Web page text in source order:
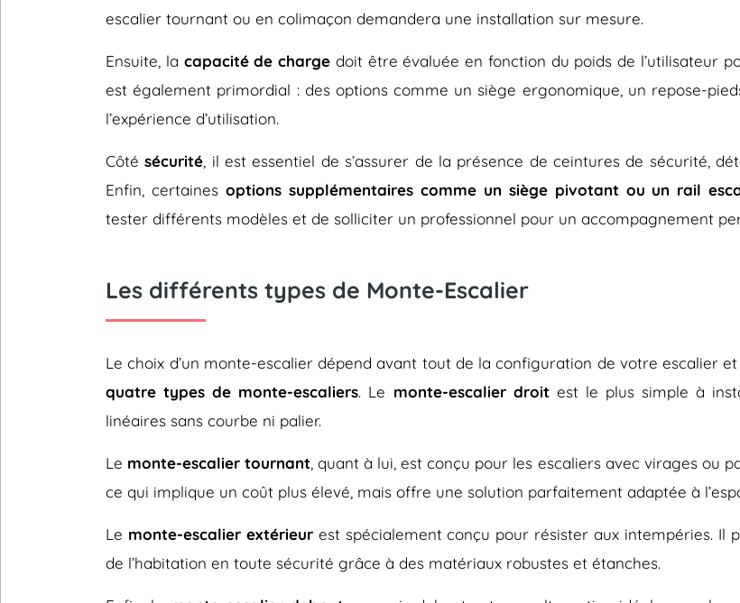
escalier tournant ou en colimaçon demandera une installation sur mesure.
Ensuite, la capacité de charge doit être évaluée en fonction du poids de l’utilisateur
est également primordial : des options comme un siège ergonomique, un repose-
l’expérience d’utilisation.
Côtésécurité , il est essentiel de s’assurer de la présence de ceintures de sécurité,
Enfin, certaines options supplémentaires comme un siège pivotant ou un rail
tester différents modèles et de solliciter un professionnel pour un accompagnement
Les différents types de Monte-Escalier
Le choix d’un monte-escalier dépend avant tout de la configuration de votre escalier
quatre types de monte-escaliers. Le monte-escalier droit est le plus simple à
linéaires sans courbe ni palier.
Le monte-escalier tournant , quant à lui, est conçu pour les escaliers avec virages ou
ce qui implique un coût plus élevé, mais offre une solution parfaitement adaptée à
Le monte-escalier extérieurest spécialement conçu pour résister aux intempéries. Il
de l’habitation en toute sécurité grâce à des matériaux robustes et étanches.